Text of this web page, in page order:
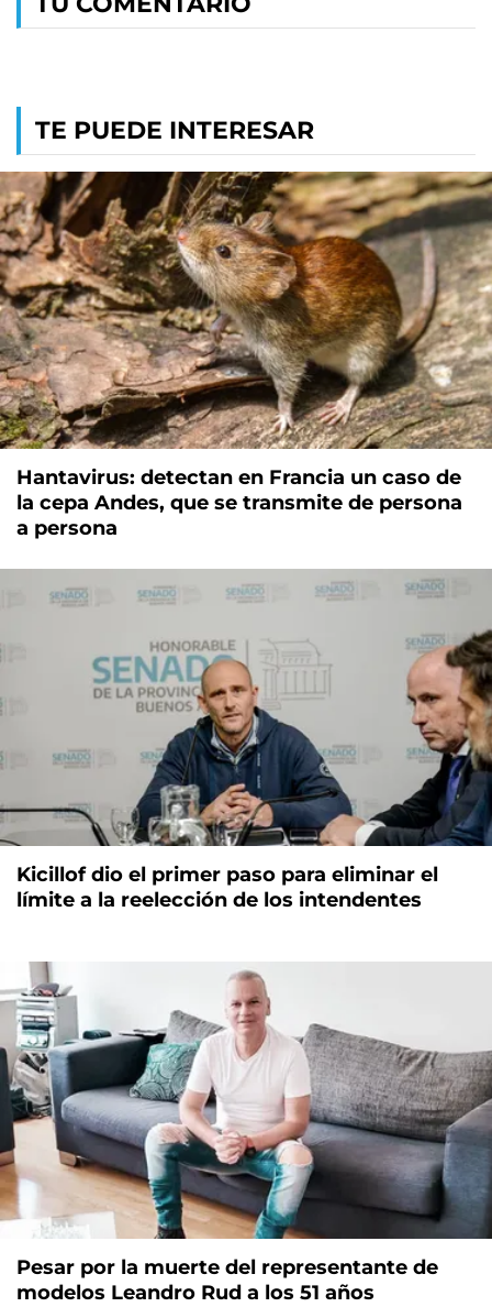
TE PUEDE INTERESAR
Hantavirus: detectan en Francia un caso de
la cepa Andes, que se transmite de persona
a persona
Kicillof dio el primer paso para eliminar el
límite a la reelección de los intendentes
Pesar por la muerte del representante de
modelos Leandro Rud a los 51 años